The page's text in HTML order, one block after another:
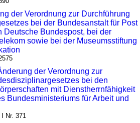
der Verordnung zur Durchführung
bei der Bundesanstalt für Post
Deutsche Bundespost, bei der
sowie bei der Museumsstiftung
der Verordnung zur
bei den
mit Dienstherrnfähigkeit
Bundesministeriums für Arbeit und
Nr. 371